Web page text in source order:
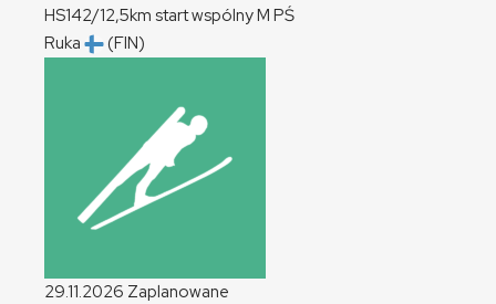
HS142/12,5km start wspólnyM PŚ
Ruka
(FIN)
29.11.2026 Zaplanowane